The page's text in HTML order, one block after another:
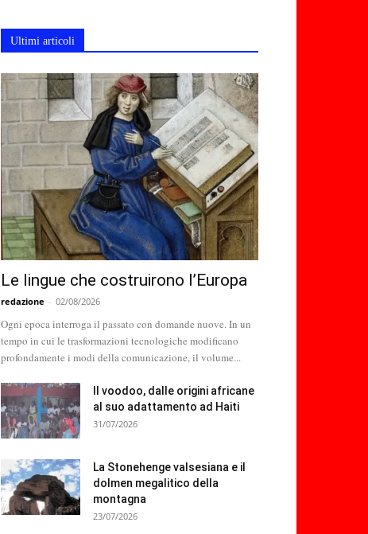
Ultimi articoli
Le lingue che costruirono l’Europa
redazione - 02/08/2026
Ogni epoca interroga il passato con domande nuove. In un
tempo in cui le trasformazioni tecnologiche modificano
profondamente i modi della comunicazione, il volume...
Il voodoo, dalle origini africane
al suo adattamento ad Haiti
31/07/2026
La Stonehenge valsesiana e il
dolmen megalitico della
montagna
23/07/2026